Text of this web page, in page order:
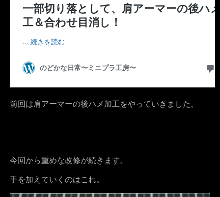
前回は肩アーマーの後ハメ加工をやっていきました。
今回から重めな改修が続きます。
手を加えていくのはこれ。